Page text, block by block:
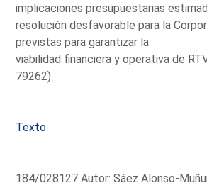
implicaciones presupuestarias
resolución desfavorable para la
previstas para garantizar la
viabilidad financiera y operativa de
79262)
Texto
184/028127 Autor: Sáez Alonso-